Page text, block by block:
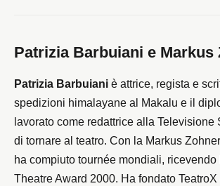
Patrizia Barbuiani e Markus
Patrizia Barbuiani è attrice, regista e
spedizioni himalayane al Makalu e il
lavorato come redattrice alla Televisione
di tornare al teatro. Con la Markus
ha compiuto tournée mondiali,
Theatre Award 2000. Ha fondato